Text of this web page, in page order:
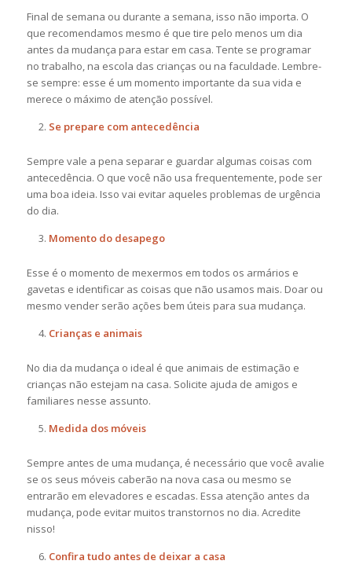
Final de semana ou durante a semana, isso não importa. O
que recomendamos mesmo é que tire pelo menos um dia
antes da mudança para estar em casa. Tente se programar
no trabalho, na escola das crianças ou na faculdade. Lembre-
se sempre: esse é um momento importante da sua vida e
merece o máximo de atenção possível.
Se prepare com antecedência
Sempre vale a pena separar e guardar algumas coisas com
antecedência. O que você não usa frequentemente, pode ser
uma boa ideia. Isso vai evitar aqueles problemas de urgência
do dia.
Momento do desapego
Esse é o momento de mexermos em todos os armários e
gavetas e identificar as coisas que não usamos mais. Doar ou
mesmo vender serão ações bem úteis para sua mudança.
Crianças e animais
No dia da mudança o ideal é que animais de estimação e
crianças não estejam na casa. Solicite ajuda de amigos e
familiares nesse assunto.
Medida dos móveis
Sempre antes de uma mudança, é necessário que você avalie
se os seus móveis caberão na nova casa ou mesmo se
entrarão em elevadores e escadas. Essa atenção antes da
mudança, pode evitar muitos transtornos no dia. Acredite
nisso!
Confira tudo antes de deixar a casa